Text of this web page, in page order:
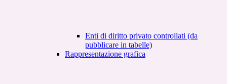
Enti di diritto privato controllati (da
pubblicare in tabelle)
Rappresentazione grafica